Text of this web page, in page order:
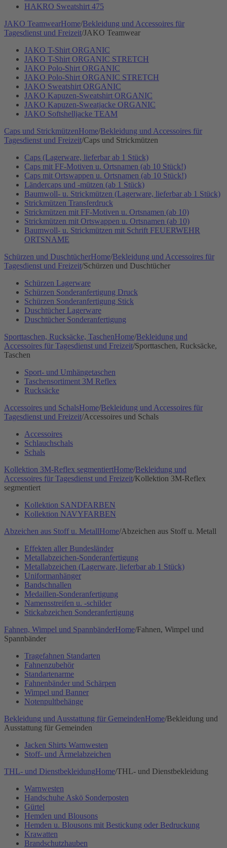
HAKRO Sweatshirt 475
JAKO TeamwearHome/Bekleidung und Accessoires für
Tagesdienst und Freizeit/JAKO Teamwear
JAKO T-Shirt ORGANIC
JAKO T-Shirt ORGANIC STRETCH
JAKO Polo-Shirt ORGANIC
JAKO Polo-Shirt ORGANIC STRETCH
JAKO Sweatshirt ORGANIC
JAKO Kapuzen-Sweatshirt ORGANIC
JAKO Kapuzen-Sweatjacke ORGANIC
JAKO Softshelljacke TEAM
Caps und StrickmützenHome/Bekleidung und Accessoires für
Tagesdienst und Freizeit/Caps und Strickmützen
Caps (Lagerware, lieferbar ab 1 Stück)
Caps mit FF-Motiven u. Ortsnamen (ab 10 Stück!)
Caps mit Ortswappen u. Ortsnamen (ab 10 Stück!)
Ländercaps und -mützen (ab 1 Stück)
Baumwoll- u. Strickmützen (Lagerware, lieferbar ab 1 Stück)
Strickmützen Transferdruck
Strickmützen mit FF-Motiven u. Ortsnamen (ab 10)
Strickmützen mit Ortswappen u. Ortsnamen (ab 10)
Baumwoll- u. Strickmützen mit Schrift FEUERWEHR
ORTSNAME
Schürzen und DuschtücherHome/Bekleidung und Accessoires für
Tagesdienst und Freizeit/Schürzen und Duschtücher
Schürzen Lagerware
Schürzen Sonderanfertigung Druck
Schürzen Sonderanfertigung Stick
Duschtücher Lagerware
Duschtücher Sonderanfertigung
Sporttaschen, Rucksäcke, TaschenHome/Bekleidung und
Accessoires für Tagesdienst und Freizeit/Sporttaschen, Rucksäcke,
Taschen
Sport- und Umhängetaschen
Taschensortiment 3M Reflex
Rucksäcke
Accessoires und SchalsHome/Bekleidung und Accessoires für
Tagesdienst und Freizeit/Accessoires und Schals
Accessoires
Schlauchschals
Schals
Kollektion 3M-Reflex segmentiertHome/Bekleidung und
Accessoires für Tagesdienst und Freizeit/Kollektion 3M-Reflex
segmentiert
Kollektion SANDFARBEN
Kollektion NAVYFARBEN
Abzeichen aus Stoff u. MetallHome/Abzeichen aus Stoff u. Metall
Effekten aller Bundesländer
Metallabzeichen-Sonderanfertigung
Metallabzeichen (Lagerware, lieferbar ab 1 Stück)
Uniformanhänger
Bandschnallen
Medaillen-Sonderanfertigung
Namensstreifen u. -schilder
Stickabzeichen Sonderanfertigung
Fahnen, Wimpel und SpannbänderHome/Fahnen, Wimpel und
Spannbänder
Tragefahnen Standarten
Fahnenzubehör
Standartenarme
Fahnenbänder und Schärpen
Wimpel und Banner
Notenpultbehänge
Bekleidung und Ausstattung für GemeindenHome/Bekleidung und
Ausstattung für Gemeinden
Jacken Shirts Warnwesten
Stoff- und Ärmelabzeichen
THL- und DienstbekleidungHome/THL- und Dienstbekleidung
Warnwesten
Handschuhe Askö Sonderposten
Gürtel
Hemden und Blousons
Hemden u. Blousons mit Bestickung oder Bedruckung
Krawatten
Brandschutzhauben